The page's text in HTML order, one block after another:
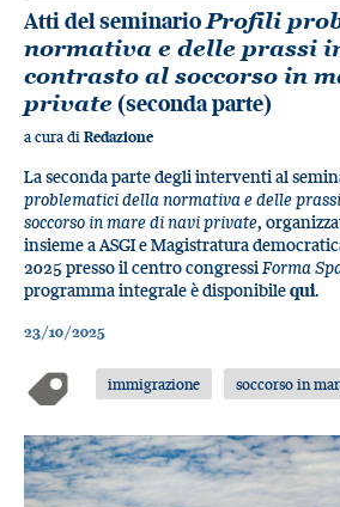
Atti del seminarioProfili
normativa e delle prassi
contrasto al soccorso in
private (seconda parte)
a cura di Redazione
La seconda parte degli interventi al
problematici della normativa e delle
soccorso in mare di navi private,
insieme a ASGI e Magistratura
2025 presso il centro congressi Forma
programma integrale è disponibilequi.
23/10/2025
immigrazione soccorso in